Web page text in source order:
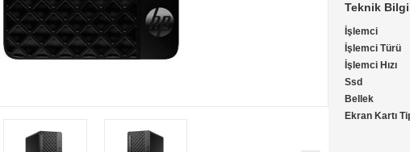
Teknik
İşlemci
İşlemci Türü
İşlemci Hızı
Ssd
Bellek
Ekran Kartı